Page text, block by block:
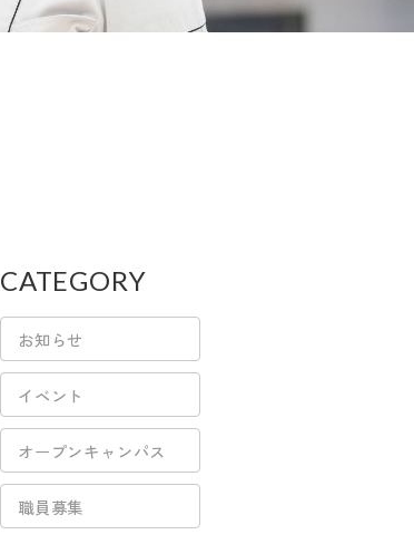
CATEGORY
お知らせ
イベント
オープンキャンパス
職員募集